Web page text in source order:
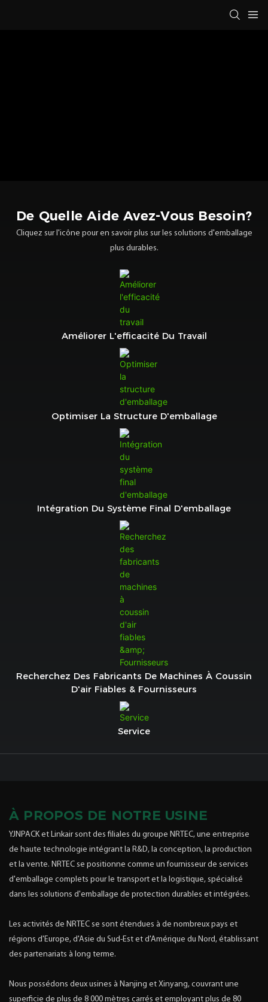
De Quelle Aide Avez-Vous Besoin?
Cliquez sur l'icône pour en savoir plus sur les solutions d'emballage
plus durables.
Améliorer L'efficacité Du Travail
Optimiser La Structure D'emballage
Intégration Du Système Final D'emballage
Recherchez Des Fabricants De Machines À Coussin
D'air Fiables & Fournisseurs
Service
À PROPOS DE NOTRE USINE
YJNPACK et Linkair sont des filiales du groupe NRTEC, une entreprise
de haute technologie intégrant la R&D, la conception, la production
et la vente. NRTEC se positionne comme un fournisseur de services
d'emballage complets pour le transport et la logistique, spécialisé
dans les solutions d'emballage de protection durables et intégrées.
Les activités de NRTEC se sont étendues à de nombreux pays et
régions d'Europe, d'Asie du Sud-Est et d'Amérique du Nord, établissant
des partenariats à long terme.
Nous possédons deux usines à Nanjing et Xinyang, couvrant une
superficie de plus de 8 000 mètres carrés et employant plus de 80